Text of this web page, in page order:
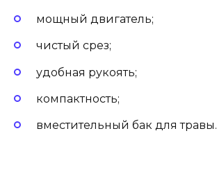
мощный двигатель;
чистый срез;
удобная рукоять;
компактность;
вместительный бак для травы.